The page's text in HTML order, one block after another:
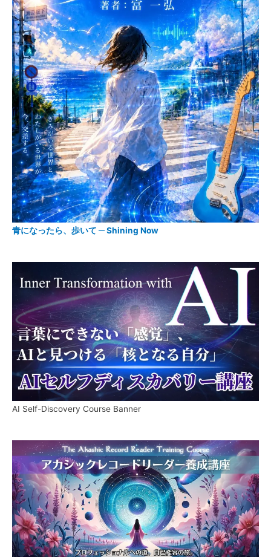
青になったら、歩いて ─ Shining Now
AI Self-Discovery Course Banner